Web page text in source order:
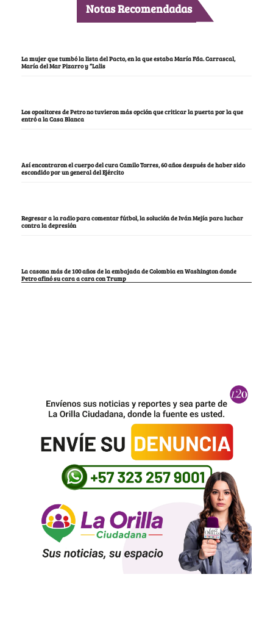
Notas Recomendadas
La mujer que tumbó la lista del Pacto, en la que estaba María Fda. Carrascal,
María del Mar Pizarro y “Lalis
Los opositores de Petro no tuvieron más opción que criticar la puerta por la que
entró a la Casa Blanca
Así encontraron el cuerpo del cura Camilo Torres, 60 años después de haber sido
escondido por un general del Ejército
Regresar a la radio para comentar fútbol, la solución de Iván Mejía para luchar
contra la depresión
La casona más de 100 años de la embajada de Colombia en Washington donde
Petro afinó su cara a cara con Trump